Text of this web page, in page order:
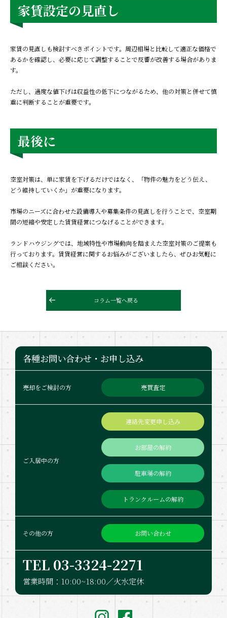
家賃設定の見直し
家賃の見直しも検討すべきポイントです。周辺相場と比較して適正な価格で
あるかを確認し、必要に応じて調整することで反響が改善する場合がありま
す。
ただし、過度な値下げは収益性の低下につながるため、他の対策と併せて慎
重に判断することが重要です。
最後に
空室対策は、単に家賃を下げるだけではなく、「物件の魅力をどう伝え、
どう維持していくか」が重要になります。
市場のニーズに合わせた設備導入や募集条件の見直しを行うことで、空室期
間の短縮や安定した賃貸経営につなげることができます。
ランドハウジングでは、地域特性や市場動向を踏まえた空室対策のご提案も
行っております。賃貸経営に関するお悩みがございましたら、ぜひお気軽に
ご相談ください。
コラム一覧へ戻る
各種お問い合わせ・お申し込み
売却をご検討の方 売買査定
ご入居中の方
連絡先変更申し込み
お部屋の解約
駐車場の解約
トランクルームの解約
その他の方 お問い合わせ
TEL 03-332​4-2271
営業時間：10:00~18:00／火水定休